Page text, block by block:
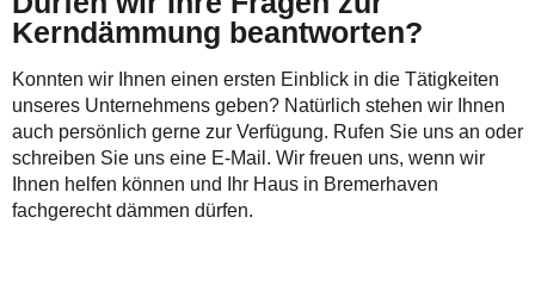
Kerndämmung beantworten?
Konnten wir Ihnen einen ersten Einblick in die Tätigkeiten
unseres Unternehmens geben? Natürlich stehen wir Ihnen
auch persönlich gerne zur Verfügung. Rufen Sie uns an oder
schreiben Sie uns eine E-Mail. Wir freuen uns, wenn wir
Ihnen helfen können und Ihr Haus in Bremerhaven
fachgerecht dämmen dürfen.